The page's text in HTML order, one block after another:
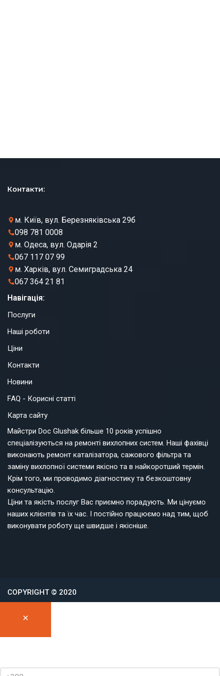
Контакти:
м. Київ, вул. Березняківська 29б
098 781 0008
м. Одеса, вул. Одарія 2
067 117 07 99
м. Харків, вул. Семиградська 24
067 364 21 81
Навігація:
Послуги
Наші роботи
Ціни
Контакти
Новини
FAQ - Корисні статті
Карта сайту
Майстри Doc Glushak більше 10 років успішно
спеціалізуються на ремонті вихлопних систем. Наші фахівці
виконають ремонт каталізатора, сажового фільтра та
заміну вихлопної системи якісно та в найкоротший термін.
Крім того, ми проводимо діагностику та безкоштовну
консультацію.
Ціни та якість послуг Вас приємно порадують. Ми цінуємо
наших клієнтів та їх час. І постійно працюємо над тим, щоб
виконувати роботу ще швидше і якісніше.
COPYRIGHT © 2020